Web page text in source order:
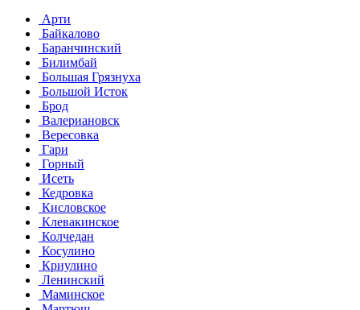
Арти
Байкалово
Баранчинский
Билимбай
Большая Грязнуха
Большой Исток
Брод
Валериановск
Вересовка
Гари
Горный
Исеть
Кедровка
Кисловское
Клевакинское
Колчедан
Косулино
Криулино
Ленинский
Маминское